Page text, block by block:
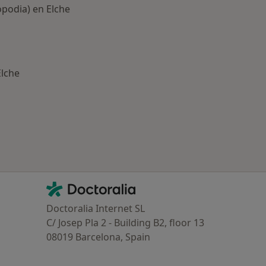
en Elche
Contacto
Doctoralia - Página de inicio
Doctoralia Internet SL
C/ Josep Pla 2 - Building B2, floor 13
08019 Barcelona, Spain